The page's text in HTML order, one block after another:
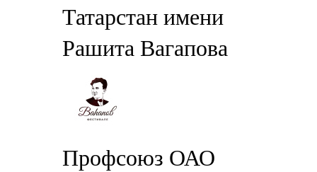
Татарстан имени
Рашита Вагапова
Профсоюз ОАО